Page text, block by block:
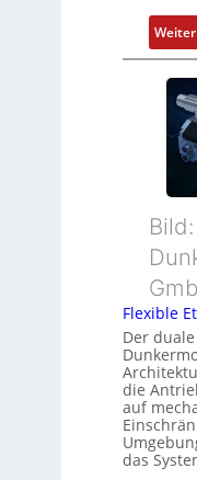
Bild:
Flexible
Der
die
auf
das